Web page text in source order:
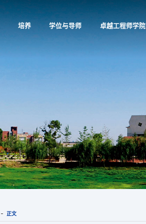
培养 学位与导师 卓越工程师学院
正文